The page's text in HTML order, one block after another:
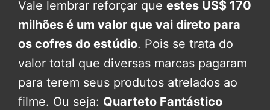
Vale lembrar reforçar que estes US$ 170
milhões é um valor que vai direto para
os cofres do estúdio. Pois se trata do
valor total que diversas marcas pagaram
para terem seus produtos atrelados ao
filme. Ou seja: Quarteto Fantástico